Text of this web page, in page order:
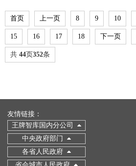
首页 上一页 8 9 10
15 16 17 18 下一页
共 44页352条
友情链接：
王牌智库国内分公司
中央政府部门
各省人民政府